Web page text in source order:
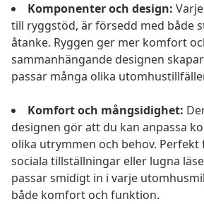
Komponenter och design:
till ryggstöd, är försedd med både
åtanke. Ryggen ger mer komfort
sammanhängande designen
passar många olika
Komfort och mångsidighet:
designen gör att du kan anpassa
olika utrymmen och behov.
sociala tillställningar eller lugna
passar smidigt in i varje
både komfort och funktion.